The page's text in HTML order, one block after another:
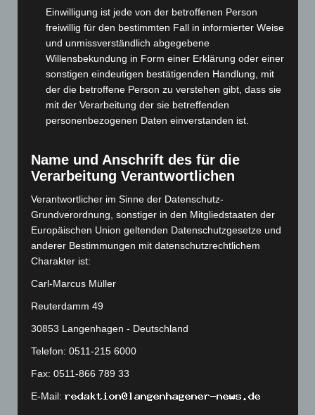
Mai 2025(112)
April 2025(88)
März 2025
Februar 2025(96)
Januar 2025 (88)
November 2024(94)
Oktober 2024(93)
September 2024(112)
August 2024(107)
Juli 2024(89)
Juni 2024(107)
Mai 2024(149)
April 2024
(102)
Einwilligung ist jede von der betroffenen Person
freiwillig für den bestimmten Fall in informierter Weise
und unmissverständlich abgegebene
Willensbekundung in Form einer Erklärung oder einer
sonstigen eindeutigen bestätigenden Handlung, mit
der die betroffene Person zu verstehen gibt, dass sie
mit der Verarbeitung der sie betreffenden
personenbezogenen Daten einverstanden ist.
Name und Anschrift des für die
Verarbeitung Verantwortlichen
Verantwortlicher im Sinne der Datenschutz-
Grundverordnung, sonstiger in den Mitgliedstaaten der
Europäischen Union geltenden Datenschutzgesetze und
anderer Bestimmungen mit datenschutzrechtlichem
Charakter ist:
Carl-Marcus Müller
Reuterdamm 49
30853 Langenhagen - Deutschland
Telefon: 0511-215 6000
Fax: 0511-866 789 33
E-Mail: